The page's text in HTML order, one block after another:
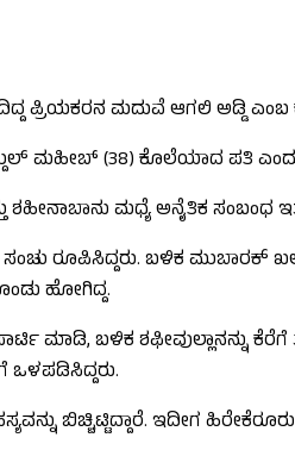
ಪ್ರಿಯಕರನ ಮದುವೆ ಆಗಲಿ ಅಡ್ಡಿ ಎಂಬ
ಮಹೀಬ್ (38) ಕೊಲೆಯಾದ ಪತಿ
ಮಧ್ಯೆ ಅನೈತಿಕ ಸಂಬಂಧ
ಸಂಚು ರೂಪಿಸಿದ್ದರು. ಬಳಿಕ
ಹೋಗಿದ್ದ.
ಮಾಡಿ, ಬಳಿಕ ಶಫೀವುಲ್ಲಾನನ್ನು
ಒಳಪಡಿಸಿದ್ದರು.
ಬಿಚ್ಚಿಟ್ಟಿದ್ದಾರೆ. ಇದೀಗ